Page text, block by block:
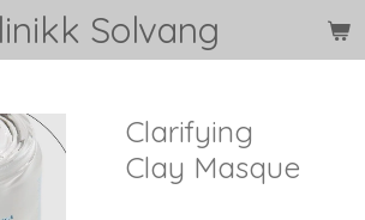
Solvang
Clarifying
Clay Masque